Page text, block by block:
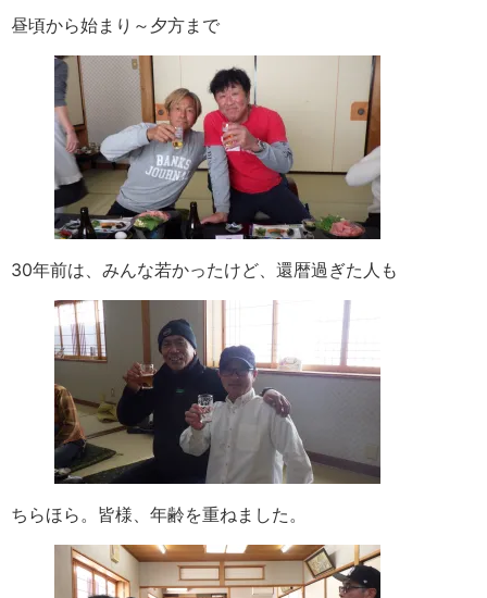
昼頃から始まり～夕方まで
30年前は、みんな若かったけど、還暦過ぎた人も
ちらほら。皆様、年齢を重ねました。